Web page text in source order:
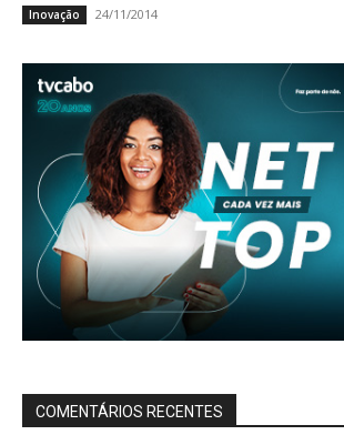
Inovação 24/11/2014
COMENTÁRIOS RECENTES